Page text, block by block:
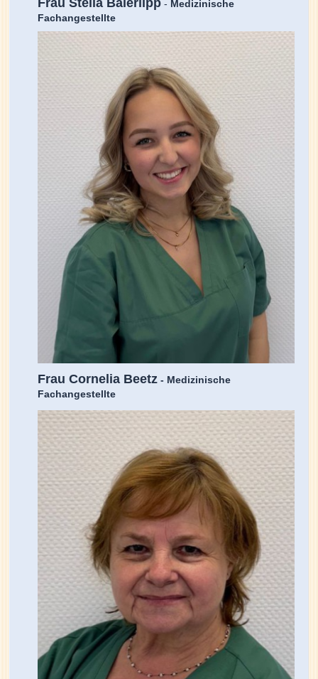
- Medizinische
Fachangestellte
Frau Cornelia Beetz - Medizinische
Fachangestellte